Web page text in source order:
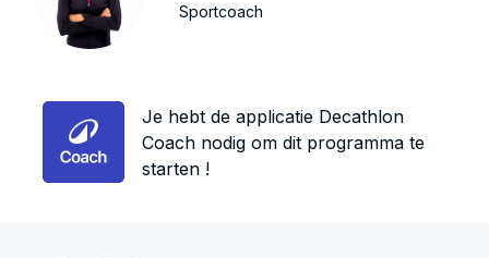
Sportcoach
Je hebt de applicatie Decathlon
Coach nodig om dit programma te
starten !